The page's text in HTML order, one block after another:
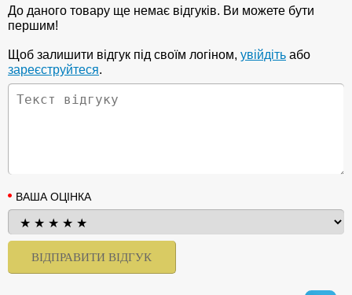
До даного товару ще немає відгуків. Ви можете бути
першим!
Щоб залишити відгук під своїм логіном, увійдіть або
зареєструйтеся.
ВАША ОЦІНКА